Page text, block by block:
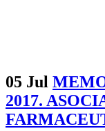
05 Jul
2017.